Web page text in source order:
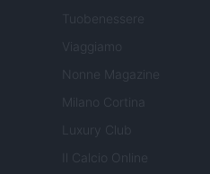
Tuobenessere
Viaggiamo
Nonne Magazine
Milano Cortina
Luxury Club
Il Calcio Online